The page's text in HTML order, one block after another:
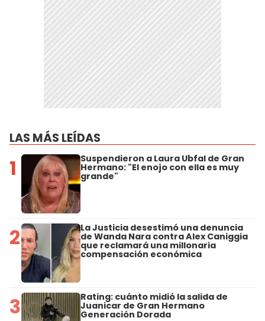
LAS MÁS LEÍDAS
1 Suspendieron a Laura Ubfal de Gran
Hermano: "El enojo con ella es muy
grande"
2 La Justicia desestimó una denuncia
de Wanda Nara contra Alex Caniggia
que reclamará una millonaria
compensación económica
3 Rating: cuánto midió la salida de
Juanicar de Gran Hermano
Generación Dorada